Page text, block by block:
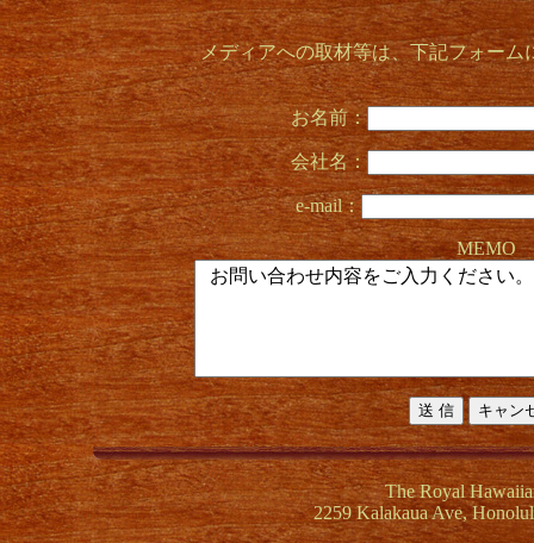
メディアへの取材等は、下記フォーム
お名前：
会社名：
e-mail：
MEMO
The Royal
2259 Kalakaua Ave,